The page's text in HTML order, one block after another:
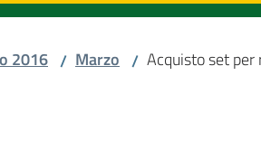
2016 / Marzo / Acquisto set